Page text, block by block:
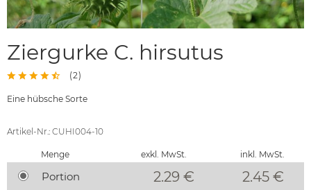
Ziergurke C. hirsutus
(2)
Eine hübsche Sorte
Artikel-Nr.: CUHI004-10
Menge exkl. MwSt. inkl. MwSt.
Portion 2.29 € 2.45 €